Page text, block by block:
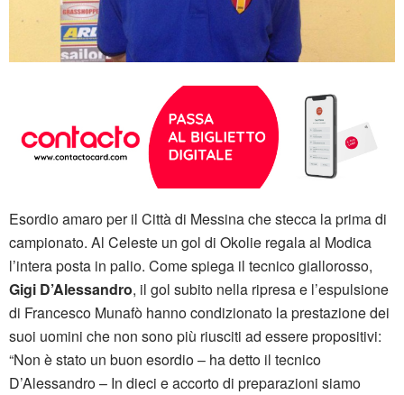
Esordio amaro per il Città di Messina che stecca la prima di
campionato. Al Celeste un gol di Okolie regala al Modica
l’intera posta in palio. Come spiega il tecnico giallorosso,
Gigi D’Alessandro, il gol subito nella ripresa e l’espulsione
di Francesco Munafò hanno condizionato la prestazione dei
suoi uomini che non sono più riusciti ad essere propositivi:
“Non è stato un buon esordio – ha detto il tecnico
D’Alessandro – In dieci e accorto di preparazioni siamo